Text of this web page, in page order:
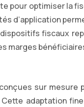
pour optimiser la
d’application
fiscaux
marges
sur mesure
adaptation